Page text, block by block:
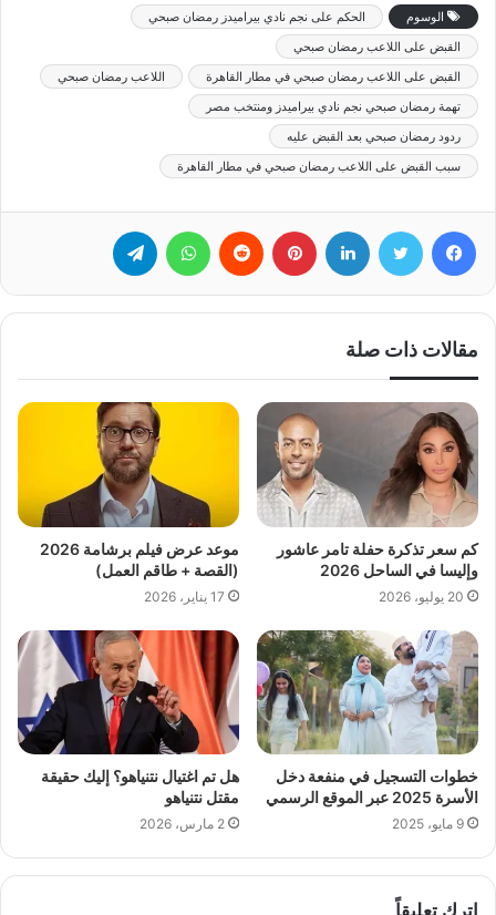
الوسوم
الحكم على نجم نادي بيراميدز رمضان صبحي
القبض على اللاعب رمضان صبحي
القبض على اللاعب رمضان صبحي في مطار القاهرة
اللاعب رمضان صبحي
تهمة رمضان صبحي نجم نادي بيراميدز ومنتخب مصر
ردود رمضان صبحي بعد القبض عليه
سبب القبض على اللاعب رمضان صبحي في مطار القاهرة
مقالات ذات صلة
كم سعر تذكرة حفلة تامر عاشور
وإليسا في الساحل 2026
20 يوليو، 2026
موعد عرض فيلم برشامة 2026
(القصة + طاقم العمل)
17 يناير، 2026
خطوات التسجيل في منفعة دخل
الأسرة 2025 عبر الموقع الرسمي
9 مايو، 2025
هل تم اغتيال نتنياهو؟ إليك حقيقة
مقتل نتنياهو
2 مارس، 2026